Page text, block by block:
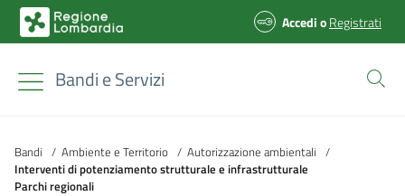
AccedioRegistrati
Bandi e Servizi
Bandi / Ambiente e Territorio / Autorizzazione ambientali /
Interventi di potenziamento strutturale e infrastrutturale
Parchi regionali